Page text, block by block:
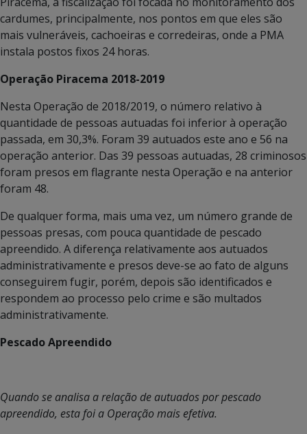
cardumes, principalmente, nos pontos em que eles são
mais vulneráveis, cachoeiras e corredeiras, onde a PMA
instala postos fixos 24 horas.
Operação Piracema 2018-2019
Nesta Operação de 2018/2019, o número relativo à
quantidade de pessoas autuadas foi inferior à operação
passada, em 30,3%. Foram 39 autuados este ano e 56 na
operação anterior. Das 39 pessoas autuadas, 28 criminosos
foram presos em flagrante nesta Operação e na anterior
foram 48.
De qualquer forma, mais uma vez, um número grande de
pessoas presas, com pouca quantidade de pescado
apreendido. A diferença relativamente aos autuados
administrativamente e presos deve-se ao fato de alguns
conseguirem fugir, porém, depois são identificados e
respondem ao processo pelo crime e são multados
administrativamente.
Pescado Apreendido
Quando se analisa a relação de autuados por pescado
apreendido, esta foi a Operação mais efetiva.